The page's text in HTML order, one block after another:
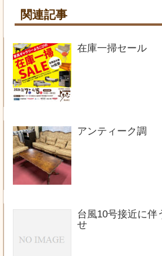
関連記事
在庫一掃セール
アンティーク調
台風10号接近に伴
せ